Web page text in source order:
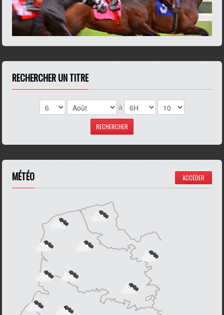
RECHERCHER UN TITRE
à
MÉTÉO ACCÉDER